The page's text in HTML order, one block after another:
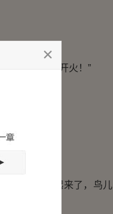
这种情况下开火！”
变得热闹起来了，鸟儿
它们。